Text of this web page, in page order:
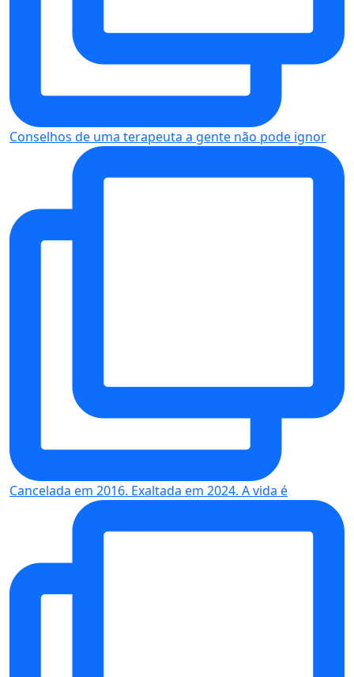
Conselhos de uma terapeuta a gente não pode ignor
Cancelada em 2016. Exaltada em 2024. A vida é